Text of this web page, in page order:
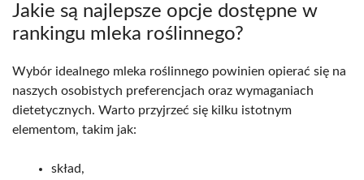
Jakie są najlepsze opcje dostępne w
rankingu mleka roślinnego?
Wybór idealnego mleka roślinnego powinien opierać się na
naszych osobistych preferencjach oraz wymaganiach
dietetycznych. Warto przyjrzeć się kilku istotnym
elementom, takim jak:
skład,